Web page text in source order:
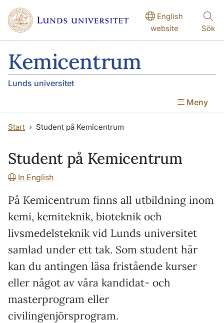
Hoppa till huvudinnehåll
Hoppa till huvudinnehåll
English
website
Sök
Kemicentrum
Lunds universitet
Meny
Start Student på Kemicentrum
Student på Kemicentrum
In English
På Kemicentrum finns all utbildning inom
kemi, kemiteknik, bioteknik och
livsmedelsteknik vid Lunds universitet
samlad under ett tak. Som student här
kan du antingen läsa fristående kurser
eller något av våra kandidat- och
masterprogram eller
civilingenjörsprogram.